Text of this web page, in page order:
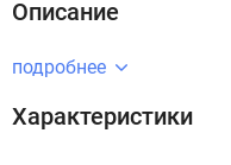
Описание
подробнее
Характеристики